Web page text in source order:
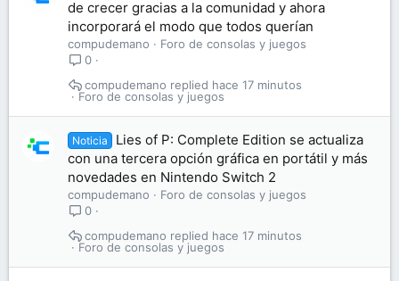
de crecer gracias a la comunidad y ahora
incorporará el modo que todos querían
compudemano
Foro de consolas y juegos
0
Foro de consolas y juegos
hace 17 minutos
compudemano
Noticia
Lies of P: Complete Edition se actualiza
con una tercera opción gráfica en portátil y más
novedades en Nintendo Switch 2
compudemano
Foro de consolas y juegos
0
Foro de consolas y juegos
hace 17 minutos
compudemano